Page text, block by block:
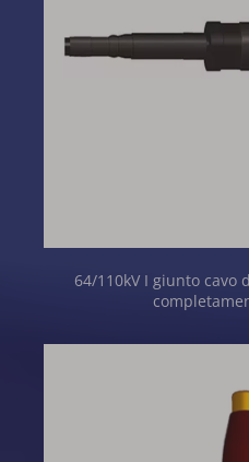
64/110kV I giunto